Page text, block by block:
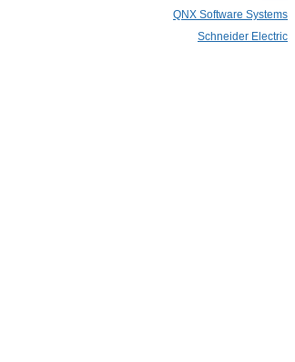
QNX Software Systems
Schneider Electric